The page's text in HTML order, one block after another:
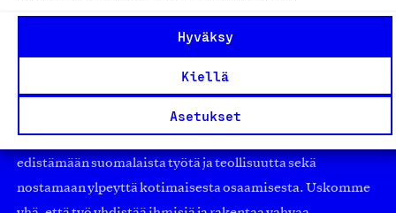
Hyväksy
Kiellä
Asetukset
Olemme jäsentemme omistama puolueeton,
pienistä pajoista ja yhteisöistä kansainvälisiin
suuryrityksiin. Meidät on perustettu yli 100 vuotta sitten
edistämään suomalaista työtä ja teollisuutta sekä
nostamaan ylpeyttä kotimaisesta osaamisesta. Uskomme